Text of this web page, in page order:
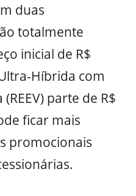
duas
totalmente
inicial de R$
Híbrida com
parte de R$
ficar mais
promocionais